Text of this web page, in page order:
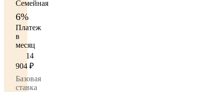
Семейная
6%
Платеж
в
месяц
14
904 ₽
Базовая
ставка